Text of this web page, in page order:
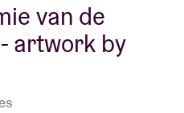
van de
artwork by